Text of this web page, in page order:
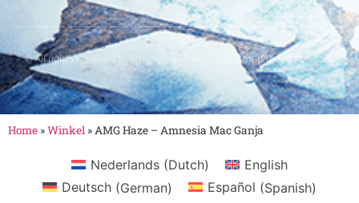
© All rights reserved to Smartshop Route 030 - Smartshop in Utrecht
Home »Winkel »AMG Haze – Amnesia Mac Ganja
Nederlands (Dutch)
English
Deutsch (German) Español (Spanish)